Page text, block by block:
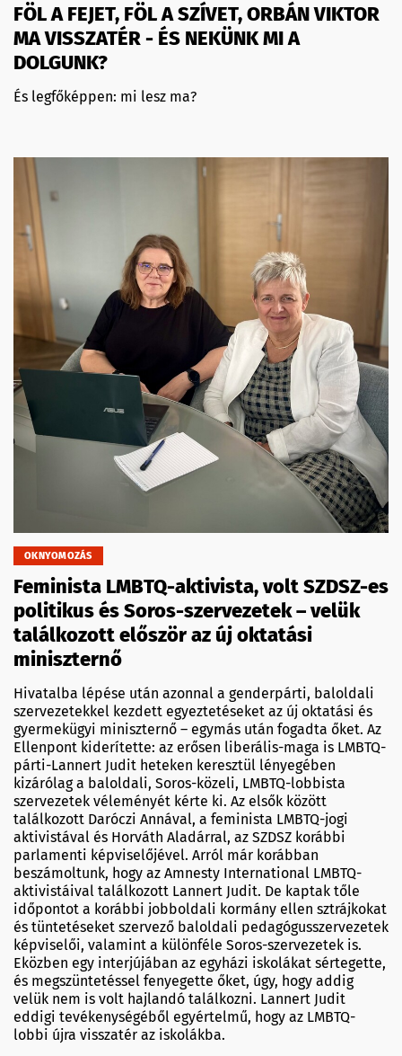
FÖL A FEJET, FÖL A SZÍVET, ORBÁN VIKTOR
MA VISSZATÉR - ÉS NEKÜNK MI A
DOLGUNK?
És legfőképpen: mi lesz ma?
OKNYOMOZÁS
Feminista LMBTQ-aktivista, volt SZDSZ-es
politikus és Soros-szervezetek – velük
találkozott először az új oktatási
miniszternő
Hivatalba lépése után azonnal a genderpárti, baloldali
szervezetekkel kezdett egyeztetéseket az új oktatási és
gyermekügyi miniszternő – egymás után fogadta őket. Az
Ellenpont kiderítette: az erősen liberális-maga is LMBTQ-
párti-Lannert Judit heteken keresztül lényegében
kizárólag a baloldali, Soros-közeli, LMBTQ-lobbista
szervezetek véleményét kérte ki. Az elsők között
találkozott Daróczi Annával, a feminista LMBTQ-jogi
aktivistával és Horváth Aladárral, az SZDSZ korábbi
parlamenti képviselőjével. Arról már korábban
beszámoltunk, hogy az Amnesty International LMBTQ-
aktivistáival találkozott Lannert Judit. De kaptak tőle
időpontot a korábbi jobboldali kormány ellen sztrájkokat
és tüntetéseket szervező baloldali pedagógusszervezetek
képviselői, valamint a különféle Soros-szervezetek is.
Eközben egy interjújában az egyházi iskolákat sértegette,
és megszüntetéssel fenyegette őket, úgy, hogy addig
velük nem is volt hajlandó találkozni. Lannert Judit
eddigi tevékenységéből egyértelmű, hogy az LMBTQ-
lobbi újra visszatér az iskolákba.